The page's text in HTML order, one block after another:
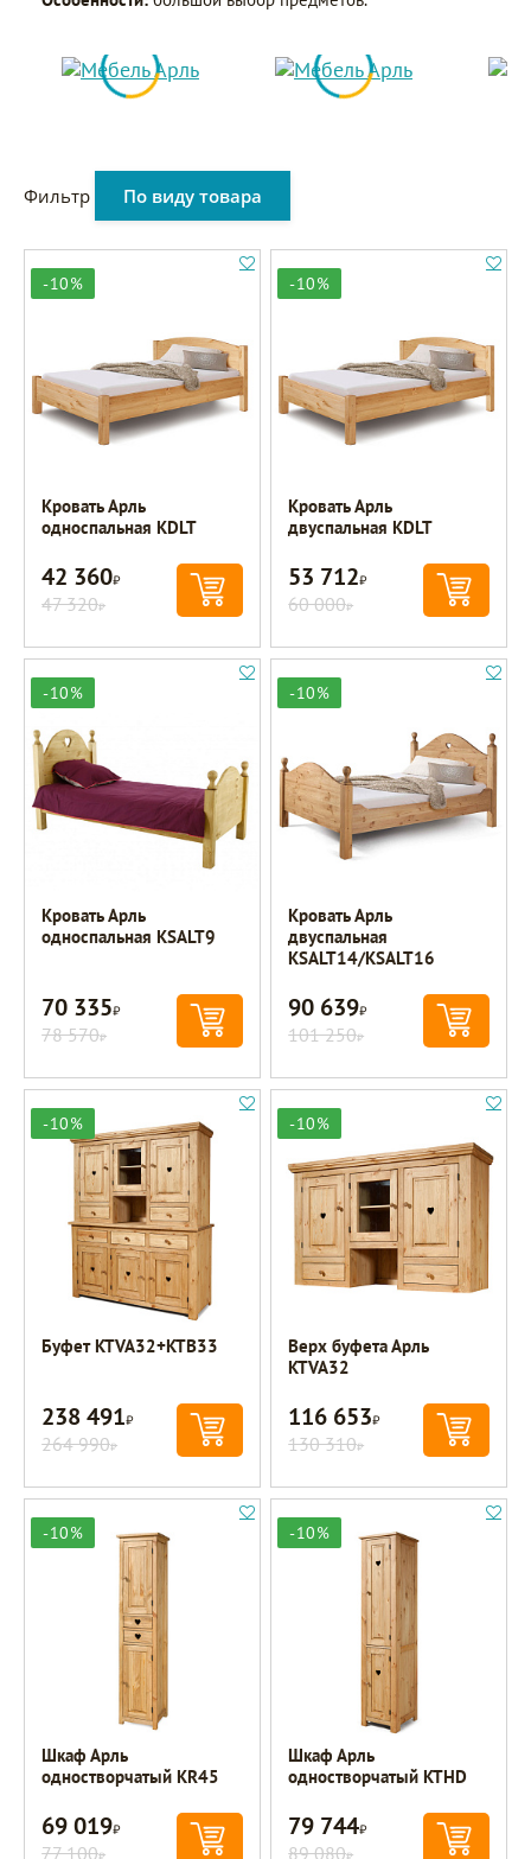
Фильтр По виду товара
-10%
Кровать Арль
односпальная KDLT
42 360Р
47 320Р
-10%
Кровать Арль
двуспальная KDLT
53 712Р
60 000Р
-10%
Кровать Арль
односпальная KSALT9
70 335Р
78 570Р
-10%
Кровать Арль
двуспальная
KSALT14/KSALT16
90 639Р
101 250Р
-10%
Буфет KTVA32+KTB33
238 491Р
264 990Р
-10%
Верх буфета Арль
KTVA32
116 653Р
130 310Р
-10%
Шкаф Арль
одностворчатый KR45
69 019Р
77 100Р
-10%
Шкаф Арль
одностворчатый KTHD
79 744Р
89 080Р